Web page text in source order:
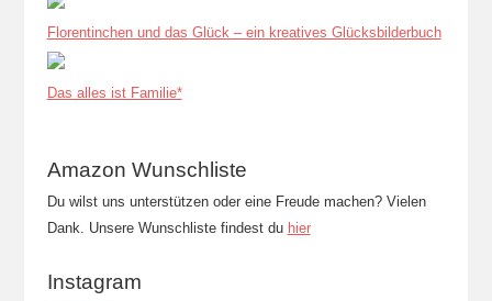
Florentinchen und das Glück – ein kreatives Glücksbilderbuch
Das alles ist Familie*
Amazon Wunschliste
Du wilst uns unterstützen oder eine Freude machen? Vielen
Dank. Unsere Wunschliste findest du hier
Instagram